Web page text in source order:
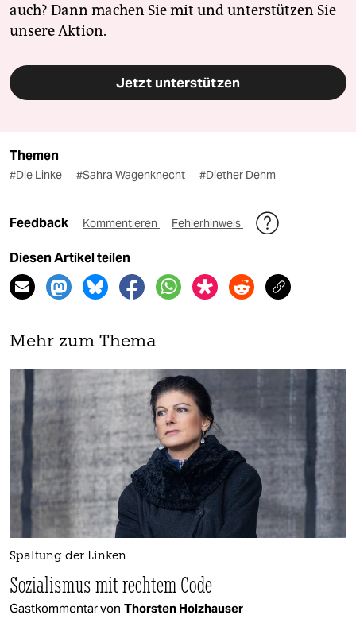
auch? Dann machen Sie mit und unterstützen Sie
unsere Aktion.
Jetzt unterstützen
Themen
#Die Linke #Sahra Wagenknecht #Diether Dehm
Feedback Kommentieren Fehlerhinweis
Diesen Artikel teilen
Mehr zum Thema
Spaltung der Linken
Sozialismus mit rechtem Code
Gastkommentar von Thorsten Holzhauser